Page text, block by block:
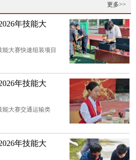
更多>>
年技能大
能大赛快速组装项目
年技能大
能大赛交通运输类
年技能大